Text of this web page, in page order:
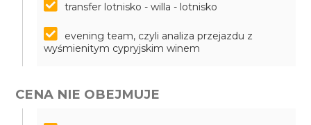
transfer lotnisko - willa - lotnisko
evening team, czyli analiza przejazdu z
wyśmienitym cypryjskim winem
CENA NIE OBEJMUJE